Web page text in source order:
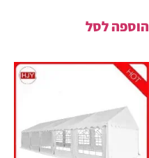
הוספה לסל